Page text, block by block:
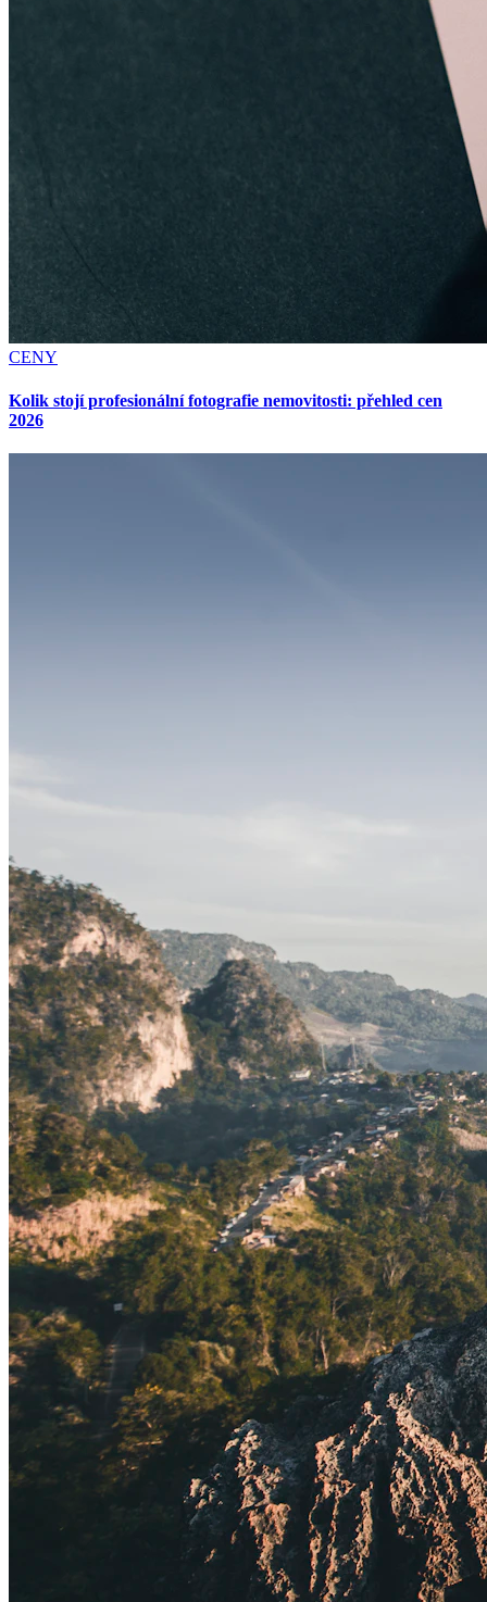
CENY
Kolik stojí profesionální fotografie nemovitosti: přehled cen
2026